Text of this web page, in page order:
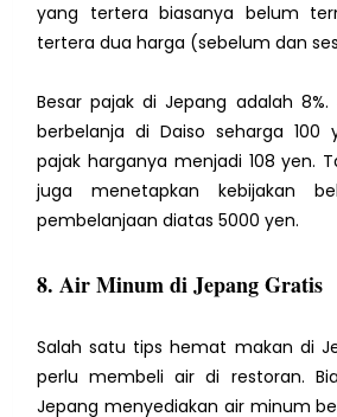
yang tertera biasanya belum
tertera dua harga (sebelum dan
Besar pajak di Jepang adalah 8%.
berbelanja di Daiso seharga 100
pajak harganya menjadi 108 yen.
juga menetapkan kebijakan
pembelanjaan diatas 5000 yen.
8. Air Minum di Jepang Gratis
Salah satu tips hemat makan di
perlu membeli air di restoran.
Jepang menyediakan air minum